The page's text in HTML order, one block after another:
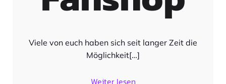
Viele von euch haben sich seit langer Zeit die
Möglichkeit[…]
Weiter lesen